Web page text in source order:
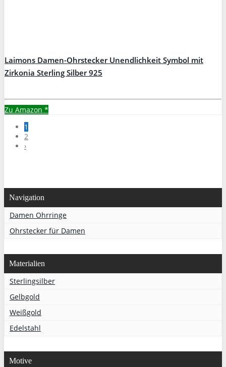
Laimons Damen-Ohrstecker Unendlichkeit Symbol mit
Zirkonia Sterling Silber 925
Zu Amazon *
1
2
›
Navigation
Damen Ohrringe
Ohrstecker für Damen
Materialien
Sterlingsilber
Gelbgold
Weißgold
Edelstahl
Motive